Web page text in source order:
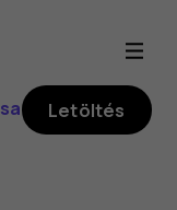
Letöltés